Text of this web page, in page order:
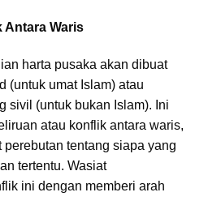
Antara Waris
harta pusaka akan dibuat
(untuk umat Islam) atau
sivil (untuk bukan Islam). Ini
atau konflik antara waris,
tentang siapa yang
tertentu. Wasiat
ini dengan memberi arah